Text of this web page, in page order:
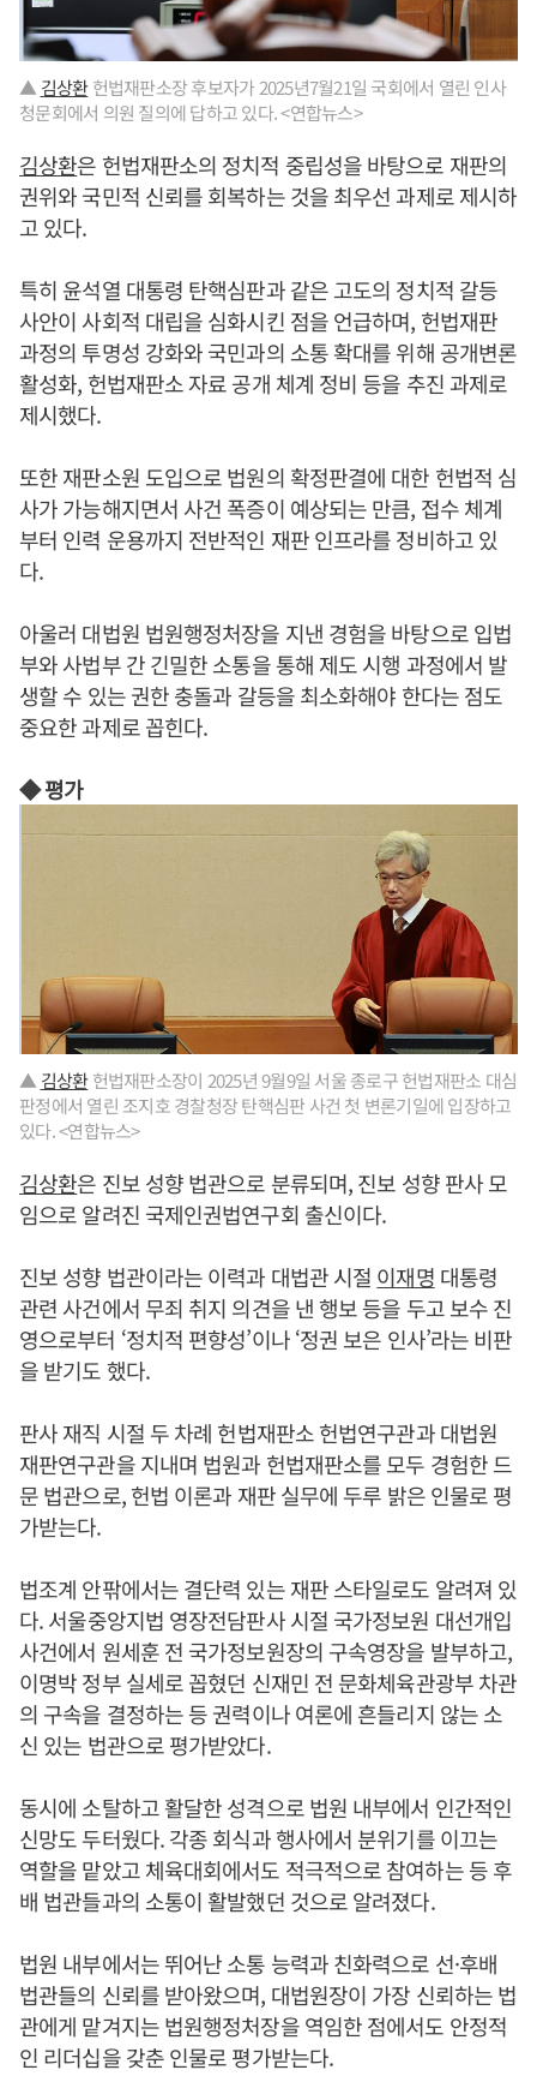
▲ 김상환헌법재판소장 후보자가 2025년7월21일 국회에서 열린 인사
청문회에서 의원 질의에 답하고 있다. <연합뉴스>
김상환은 헌법재판소의 정치적 중립성을 바탕으로 재판의
권위와 국민적 신뢰를 회복하는 것을 최우선 과제로 제시하
고 있다.
특히 윤석열 대통령 탄핵심판과 같은 고도의 정치적 갈등
사안이 사회적 대립을 심화시킨 점을 언급하며, 헌법재판
과정의 투명성 강화와 국민과의 소통 확대를 위해 공개변론
활성화, 헌법재판소 자료 공개 체계 정비 등을 추진 과제로
제시했다.
또한 재판소원 도입으로 법원의 확정판결에 대한 헌법적 심
사가 가능해지면서 사건 폭증이 예상되는 만큼, 접수 체계
부터 인력 운용까지 전반적인 재판 인프라를 정비하고 있
다.
아울러 대법원 법원행정처장을 지낸 경험을 바탕으로 입법
부와 사법부 간 긴밀한 소통을 통해 제도 시행 과정에서 발
생할 수 있는 권한 충돌과 갈등을 최소화해야 한다는 점도
중요한 과제로 꼽힌다.
◆ 평가
▲ 김상환헌법재판소장이 2025년 9월9일 서울 종로구 헌법재판소 대심
판정에서 열린 조지호 경찰청장 탄핵심판 사건 첫 변론기일에 입장하고
있다. <연합뉴스>
김상환은 진보 성향 법관으로 분류되며, 진보 성향 판사 모
임으로 알려진 국제인권법연구회 출신이다.
진보 성향 법관이라는 이력과 대법관 시절 이재명 대통령
관련 사건에서 무죄 취지 의견을 낸 행보 등을 두고 보수 진
영으로부터 ‘정치적 편향성’이나 ‘정권 보은 인사’라는 비판
을 받기도 했다.
판사 재직 시절 두 차례 헌법재판소 헌법연구관과 대법원
재판연구관을 지내며 법원과 헌법재판소를 모두 경험한 드
문 법관으로, 헌법 이론과 재판 실무에 두루 밝은 인물로 평
가받는다.
법조계 안팎에서는 결단력 있는 재판 스타일로도 알려져 있
다. 서울중앙지법 영장전담판사 시절 국가정보원 대선개입
사건에서 원세훈 전 국가정보원장의 구속영장을 발부하고,
이명박 정부 실세로 꼽혔던 신재민 전 문화체육관광부 차관
의 구속을 결정하는 등 권력이나 여론에 흔들리지 않는 소
신 있는 법관으로 평가받았다.
동시에 소탈하고 활달한 성격으로 법원 내부에서 인간적인
신망도 두터웠다. 각종 회식과 행사에서 분위기를 이끄는
역할을 맡았고 체육대회에서도 적극적으로 참여하는 등 후
배 법관들과의 소통이 활발했던 것으로 알려졌다.
법원 내부에서는 뛰어난 소통 능력과 친화력으로 선·후배
법관들의 신뢰를 받아왔으며, 대법원장이 가장 신뢰하는 법
관에게 맡겨지는 법원행정처장을 역임한 점에서도 안정적
인 리더십을 갖춘 인물로 평가받는다.